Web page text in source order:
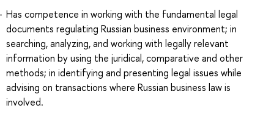
Has competence in working with the fundamental legal
documents regulating Russian business environment; in
searching, analyzing, and working with legally relevant
information by using the juridical, comparative and other
methods; in identifying and presenting legal issues while
advising on transactions where Russian business law is
involved.